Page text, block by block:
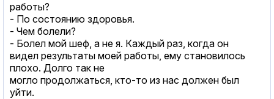
работы?
- По состоянию здоровья.
- Чем болели?
- Болел мой шеф, а не я. Каждый раз, когда он
видел результаты моей работы, ему становилось
плохо. Долго так не
могло продолжаться, кто-то из нас должен был
уйти.